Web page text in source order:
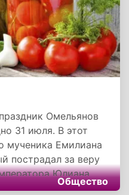
Омельянов
31 июля. В этот
мученика Емилиана
пострадал за веру
Юлиана
Общество